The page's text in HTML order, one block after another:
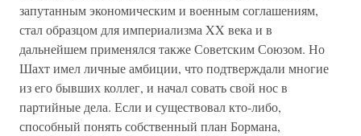
запутанным экономическим и военным соглашениям,
стал образцом для империализма XX века и в
дальнейшем применялся также Советским Союзом. Но
Шахт имел личные амбиции, что подтверждали многие
из его бывших коллег, и начал совать свой нос в
партийные дела. Если и существовал кто-либо,
способный понять собственный план Бормана,